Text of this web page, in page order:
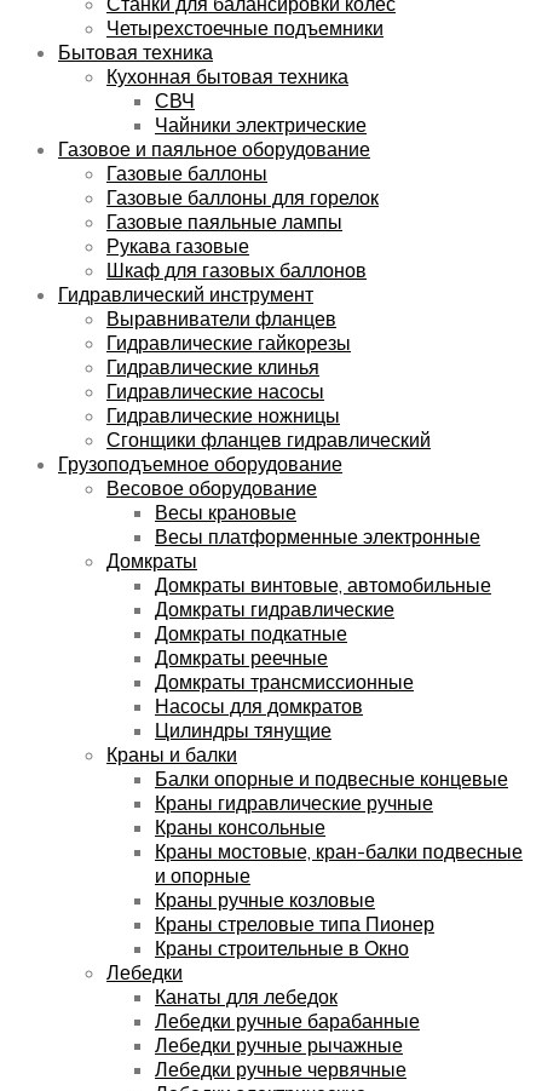
Четырехстоечные подъемники
Бытовая техника
Кухонная бытовая техника
СВЧ
Чайники электрические
Газовое и паяльное оборудование
Газовые баллоны
Газовые баллоны для горелок
Газовые паяльные лампы
Рукава газовые
Шкаф для газовых баллонов
Гидравлический инструмент
Выравниватели фланцев
Гидравлические гайкорезы
Гидравлические клинья
Гидравлические насосы
Гидравлические ножницы
Сгонщики фланцев гидравлический
Грузоподъемное оборудование
Весовое оборудование
Весы крановые
Весы платформенные электронные
Домкраты
Домкраты винтовые, автомобильные
Домкраты гидравлические
Домкраты подкатные
Домкраты реечные
Домкраты трансмиссионные
Насосы для домкратов
Цилиндры тянущие
Краны и балки
Балки опорные и подвесные концевые
Краны гидравлические ручные
Краны консольные
Краны мостовые, кран-балки подвесные
и опорные
Краны ручные козловые
Краны стреловые типа Пионер
Краны строительные в Окно
Лебедки
Канаты для лебедок
Лебедки ручные барабанные
Лебедки ручные рычажные
Лебедки ручные червячные